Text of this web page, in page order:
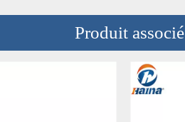
Produit associé